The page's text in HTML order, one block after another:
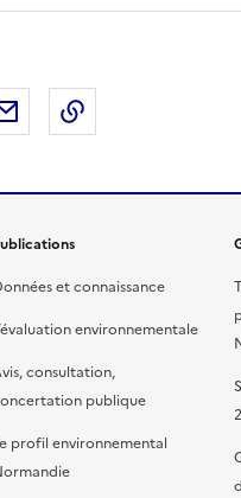
X sur LinkedIn
Partager par email
Copier le lien
et connaissance
environnementale
consultation,
publique
profil environnemental